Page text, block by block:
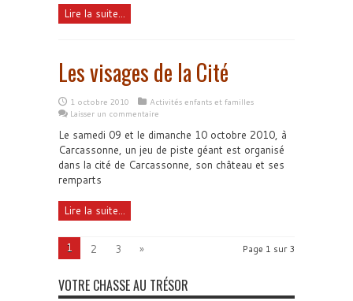
Lire la suite...
Les visages de la Cité
1 octobre 2010
Activités enfants et familles
Laisser un commentaire
Le samedi 09 et le dimanche 10 octobre 2010, à
Carcassonne, un jeu de piste géant est organisé
dans la cité de Carcassonne, son château et ses
remparts
Lire la suite...
Page 1 sur 3
1 2 3 »
VOTRE CHASSE AU TRÉSOR